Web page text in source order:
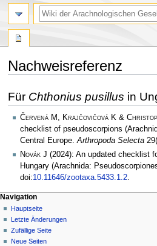
Nachweisreferenz
Navigation
springen
Suche
springen
Für Chthonius pusillus in
Červená M, Krajčovičová K &
checklist of pseudoscorpions
Central Europe.Arthropoda Selecta
Novák J (2024): An updated checklist
Hungary (Arachnida:
doi:10.11646/zootaxa.5433.1.2
Navigation
Hauptseite
Letzte Änderungen
Zufällige Seite
Neue Seiten